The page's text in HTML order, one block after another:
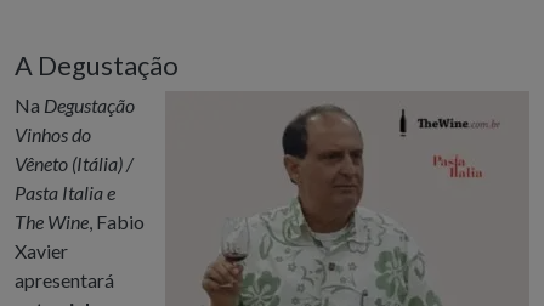
A Degustação
Na Degustação
Vinhos do
Vêneto (Itália) /
Pasta Italia e
The Wine, Fabio
Xavier
apresentará